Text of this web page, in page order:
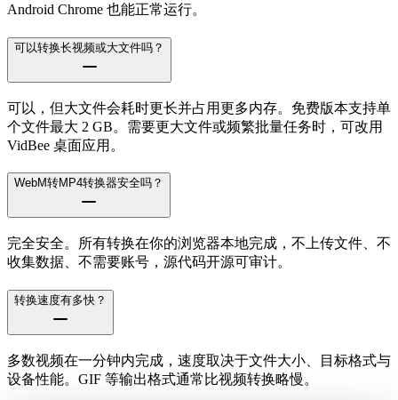
Android Chrome 也能正常运行。
可以转换长视频或大文件吗？
可以，但大文件会耗时更长并占用更多内存。免费版本支持单
个文件最大 2 GB。需要更大文件或频繁批量任务时，可改用
VidBee 桌面应用。
WebM转MP4转换器安全吗？
完全安全。所有转换在你的浏览器本地完成，不上传文件、不
收集数据、不需要账号，源代码开源可审计。
转换速度有多快？
多数视频在一分钟内完成，速度取决于文件大小、目标格式与
设备性能。GIF 等输出格式通常比视频转换略慢。